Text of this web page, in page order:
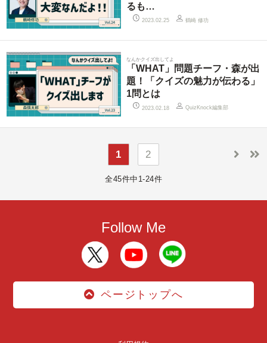
るも…
2023.02.25 鶴崎 修功
なんかクイズ出してよ
「WHAT」問題チーフ・森が出
題！「クイズの魅力が伝わる」
1問とは
2023.02.18 QuizKnock編集部
1 2
全45件中1-24件
Follow Me
ページトップへ